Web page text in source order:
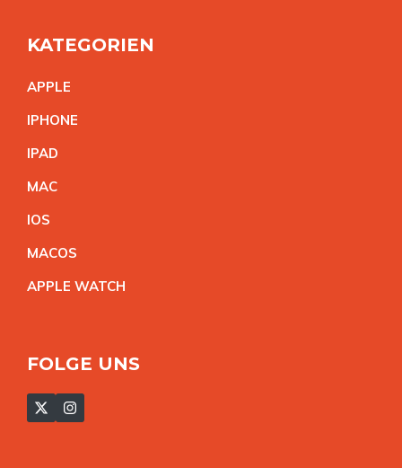
KATEGORIEN
APPLE
IPHONE
IPAD
MAC
IOS
MACOS
APPLE WATCH
FOLGE UNS